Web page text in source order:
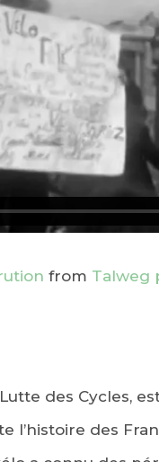
from Talweg
des Cycles,
l’histoire des